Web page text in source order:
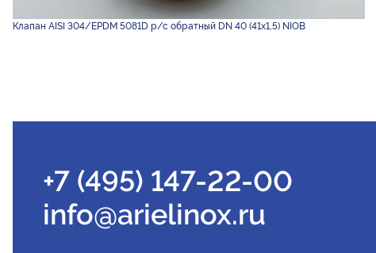
Клапан AISI 304/EPDM 5081D р/с обратный DN 40 (41х1,5) NIOB
+7 (495) 147-22-00
info@arielinox.ru